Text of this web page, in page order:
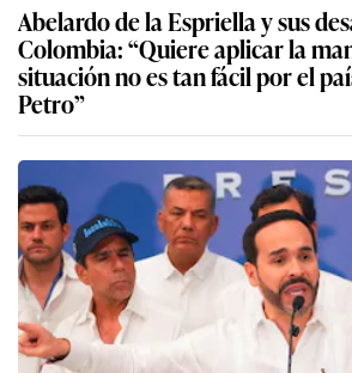
Abelardo de la Espriella y sus
Colombia: “Quiere aplicar la
situación no es tan fácil por el
Petro”